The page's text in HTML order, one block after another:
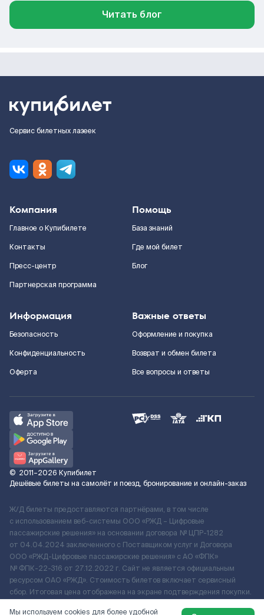
Читать блог
Сервис билетных лазеек
Компания
Главное о Купибилете
Контакты
Пресс-центр
Партнерская программа
Помощь
База знаний
Где мой билет
Блог
Информация
Безопасность
Конфиденциальность
Оферта
Важные ответы
Оформление и покупка
Возврат и обмен билета
Все вопросы и ответы
© 2011–2026 Купибилет
Дешёвые билеты на самолёт и поезд, бронирование и онлайн-заказ
Ж/Д билеты предоставляются партнёрами, в том числе
с использованием веб-системы ООО «РЖД – Цифровые
пассажирские решения» на основании договора № ЦПР-1282
от 04.04.2024 заключенного с Поставщиком услуг и Договора
ООО «РЖД-Цифровые пассажирские решения» c АО «ФПК»
№ ФПК-22-316 от 27.12.2022 г. Сайт не является официальным
ресурсом ОАО «РЖД». Стоимость билетов включает сервисный
сбор. Итоговая цена отображена на экране подтверждения покупки.
Мы используем cookies для более удобной